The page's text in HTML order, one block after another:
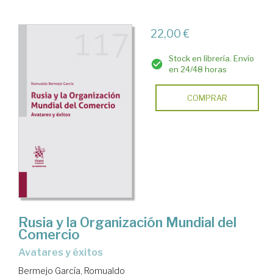
22,00 €
Stock en librería. Envío
en 24/48 horas
COMPRAR
Rusia y la Organización Mundial del
Comercio
avatares y éxitos
Bermejo García, Romualdo